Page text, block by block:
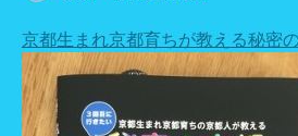
京都生まれ京都育ちが教える秘密